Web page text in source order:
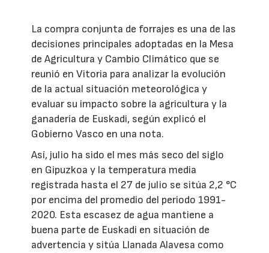
La compra conjunta de forrajes es una de las
decisiones principales adoptadas en la Mesa
de Agricultura y Cambio Climático que se
reunió en Vitoria para analizar la evolución
de la actual situación meteorológica y
evaluar su impacto sobre la agricultura y la
ganadería de Euskadi, según explicó el
Gobierno Vasco en una nota.
Así, julio ha sido el mes más seco del siglo
en Gipuzkoa y la temperatura media
registrada hasta el 27 de julio se sitúa 2,2 °C
por encima del promedio del periodo 1991-
2020. Esta escasez de agua mantiene a
buena parte de Euskadi en situación de
advertencia y sitúa Llanada Alavesa como